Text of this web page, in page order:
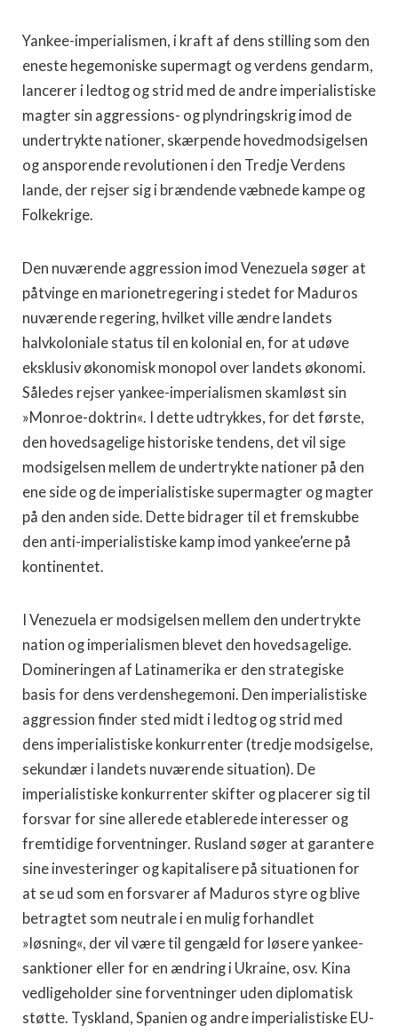
Yankee-imperialismen, i kraft af dens stilling som den
eneste hegemoniske supermagt og verdens gendarm,
lancerer i ledtog og strid med de andre imperialistiske
magter sin aggressions- og plyndringskrig imod de
undertrykte nationer, skærpende hovedmodsigelsen
og ansporende revolutionen i den Tredje Verdens
lande, der rejser sig i brændende væbnede kampe og
Folkekrige.
Den nuværende aggression imod Venezuela søger at
påtvinge en marionetregering i stedet for Maduros
nuværende regering, hvilket ville ændre landets
halvkoloniale status til en kolonial en, for at udøve
eksklusiv økonomisk monopol over landets økonomi.
Således rejser yankee-imperialismen skamløst sin
»Monroe-doktrin«. I dette udtrykkes, for det første,
den hovedsagelige historiske tendens, det vil sige
modsigelsen mellem de undertrykte nationer på den
ene side og de imperialistiske supermagter og magter
på den anden side. Dette bidrager til et fremskubbe
den anti-imperialistiske kamp imod yankee’erne på
kontinentet.
I Venezuela er modsigelsen mellem den undertrykte
nation og imperialismen blevet den hovedsagelige.
Domineringen af Latinamerika er den strategiske
basis for dens verdenshegemoni. Den imperialistiske
aggression finder sted midt i ledtog og strid med
dens imperialistiske konkurrenter (tredje modsigelse,
sekundær i landets nuværende situation). De
imperialistiske konkurrenter skifter og placerer sig til
forsvar for sine allerede etablerede interesser og
fremtidige forventninger. Rusland søger at garantere
sine investeringer og kapitalisere på situationen for
at se ud som en forsvarer af Maduros styre og blive
betragtet som neutrale i en mulig forhandlet
»løsning«, der vil være til gengæld for løsere yankee-
sanktioner eller for en ændring i Ukraine, osv. Kina
vedligeholder sine forventninger uden diplomatisk
støtte. Tyskland, Spanien og andre imperialistiske EU-